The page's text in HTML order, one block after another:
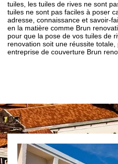
tuiles, les tuiles de rives ne sont
tuiles ne sont pas faciles à poser
adresse, connaissance et savoir-
en la matière comme Brun
pour que la pose de vos tuiles de
renovation soit une réussite
entreprise de couverture Brun